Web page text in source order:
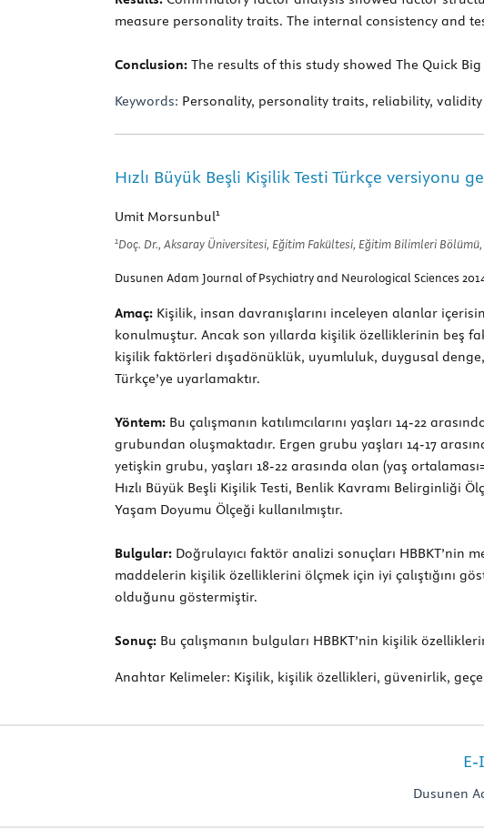
measure personality traits. The internal consistency and
Conclusion: The results of this study showed The Quick
Keywords: Personality, personality traits, reliability, validity
Hızlı Büyük Beşli Kişilik Testi Türkçe versiyonu
Umit Morsunbul1
1Doç. Dr., Aksaray Üniversitesi, Eğitim Fakültesi, Eğitim Bilimleri
Dusunen Adam Journal of Psychiatry and Neurological Sciences
Amaç: Kişilik, insan davranışlarını inceleyen alanlar
konulmuştur. Ancak son yıllarda kişilik özelliklerinin beş
kişilik faktörleri dışadönüklük, uyumluluk, duygusal denge,
Türkçe’ye uyarlamaktır.
Yöntem: Bu çalışmanın katılımcılarını yaşları 14-22
grubundan oluşmaktadır. Ergen grubu yaşları 14-17
yetişkin grubu, yaşları 18-22 arasında olan (yaş
Hızlı Büyük Beşli Kişilik Testi, Benlik Kavramı Belirginliği
Yaşam Doyumu Ölçeği kullanılmıştır.
Bulgular: Doğrulayıcı faktör analizi sonuçları HBBKT’nin
maddelerin kişilik özelliklerini ölçmek için iyi çalıştığını
olduğunu göstermiştir.
Sonuç: Bu çalışmanın bulguları HBBKT’nin kişilik
Anahtar Kelimeler: Kişilik, kişilik özellikleri, güvenirlik,
Dusunen